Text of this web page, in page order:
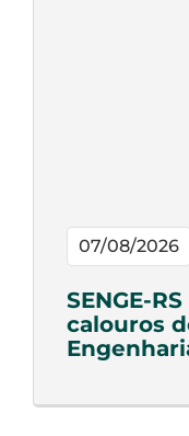
07/08/2026
SENGE-
calouros